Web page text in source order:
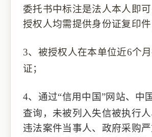
委托书中标注是法人本人即可
授权人均需提供身份证复印件
3、 被授权人在本单位近6个
证；
4、 通过“信用中国”网站、中
查询 ， 未被列入失信被执行
违法案件当事人、政府采购